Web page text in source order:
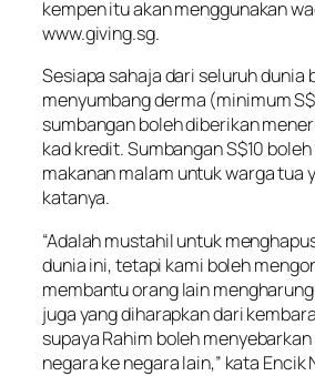
kempen itu akan menggunakan
www.giving.sg.
Sesiapa sahaja dari seluruh dunia
menyumbang derma (minimum
sumbangan boleh diberikan
kad kredit. Sumbangan S$10
makanan malam untuk warga tua
katanya.
“Adalah mustahil untuk
dunia ini, tetapi kami boleh
membantu orang lain
juga yang diharapkan dari
supaya Rahim boleh
negara ke negara lain,” kata Encik